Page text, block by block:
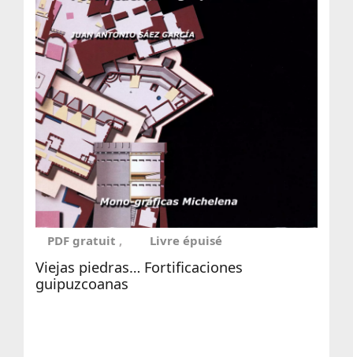
PDF gratuit Livre épuisé
Viejas piedras… Fortificaciones
guipuzcoanas